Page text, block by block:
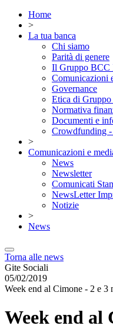
Home
>
La tua banca
Chi siamo
Parità di genere
Il Gruppo BCC
Comunicazioni
Governance
Etica di
Normativa
Documenti e
Crowdfunding
>
Comunicazioni e
News
Newsletter
Comunicati
NewsLetter
Notizie
>
News
Torna alle news
Gite Sociali
05/02/2019
Week end al Cimone - 2 e 3
Week end al